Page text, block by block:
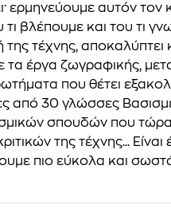
ερµηνεύουµε αυτόν τον
βλέπουµε και του τι
της τέχνης,
έργα ζωγραφικής,
που θέτει
από 30 γλώσσες
σπουδών που τώρα
της τέχνης...
πιο εύκολα και